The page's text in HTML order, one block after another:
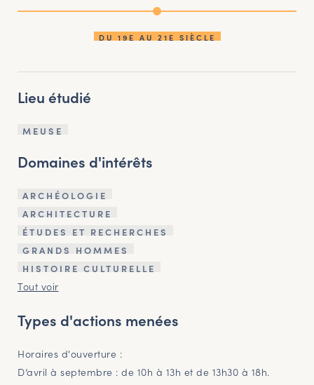
DU 19E AU 21E SIÈCLE
Lieu étudié
MEUSE
Domaines d'intérêts
ARCHÉOLOGIE
ARCHITECTURE
ÉTUDES ET RECHERCHES
GRANDS HOMMES
HISTOIRE CULTURELLE
Tout voir
Types d'actions menées
Horaires d'ouverture :
D’avril à septembre : de 10h à 13h et de 13h30 à 18h.